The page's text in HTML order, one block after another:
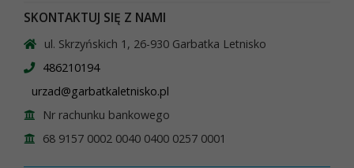
SKONTAKTUJ SIĘ Z NAMI
ul. Skrzyńskich 1, 26-930 Garbatka Letnisko
486210194
urzad@garbatkaletnisko.pl
Nr rachunku bankowego
68 9157 0002 0040 0400 0257 0001